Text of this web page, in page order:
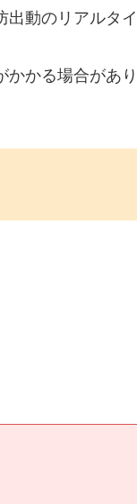
出動のリアルタイ
かかる場合があり